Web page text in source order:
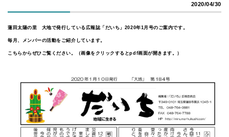
2020/04/30
蓮田太陽の里 大地で発行している広報誌「だいち」2020年1月号のご案内です。
毎月、メンバーの活動をご紹介しています。
こちらからぜひご覧ください。（画像をクリックするとpdf画面が開きます。）